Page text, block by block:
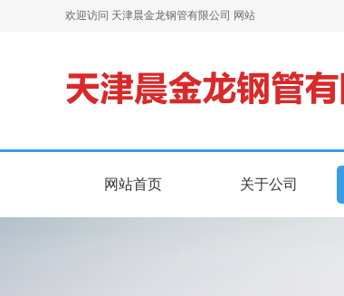
欢迎访问 天津晨金龙钢管有限公司 网站
网站首页
网站首页
关于公司
关于公司